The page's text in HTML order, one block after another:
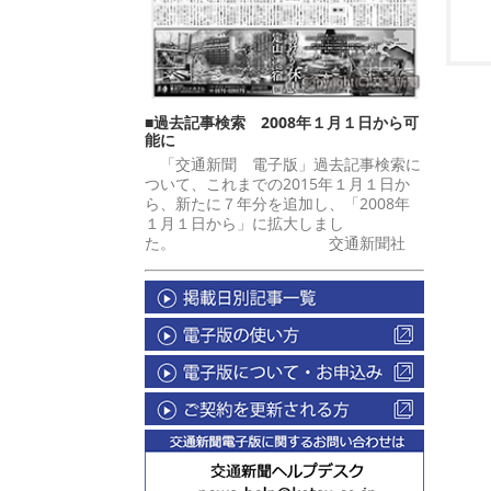
■過去記事検索 2008年１月１日から可
能に
「交通新聞 電子版」過去記事検索に
ついて、これまでの2015年１月１日か
ら、新たに７年分を追加し、「2008年
１月１日から」に拡大しまし
た。 交通新聞社